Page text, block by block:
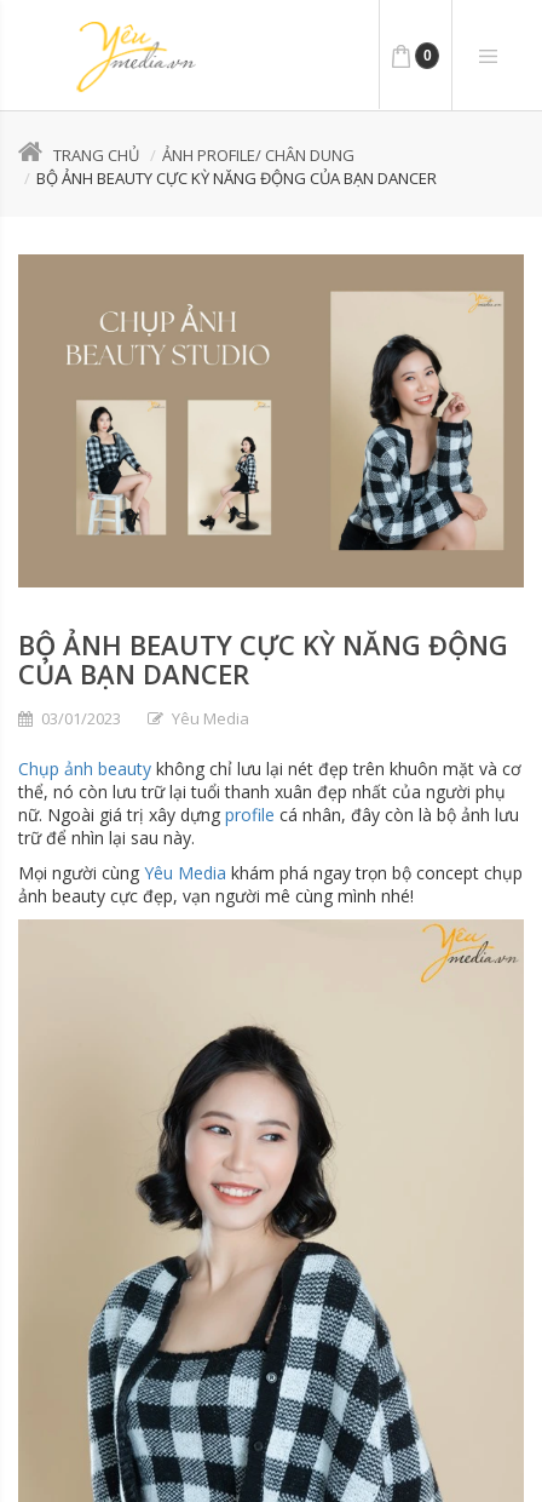
0
TRANG CHỦ
ẢNH PROFILE/ CHÂN DUNG
BỘ ẢNH BEAUTY CỰC KỲ NĂNG ĐỘNG CỦA BẠN DANCER
BỘ ẢNH BEAUTY CỰC KỲ NĂNG ĐỘNG
CỦA BẠN DANCER
03/01/2023 Yêu Media
Chụp ảnh beauty không chỉ lưu lại nét đẹp trên khuôn mặt và cơ
thể, nó còn lưu trữ lại tuổi thanh xuân đẹp nhất của người phụ
nữ. Ngoài giá trị xây dựng profile cá nhân, đây còn là bộ ảnh lưu
trữ để nhìn lại sau này.
Mọi người cùng Yêu Media khám phá ngay trọn bộ concept chụp
ảnh beauty cực đẹp, vạn người mê cùng mình nhé!